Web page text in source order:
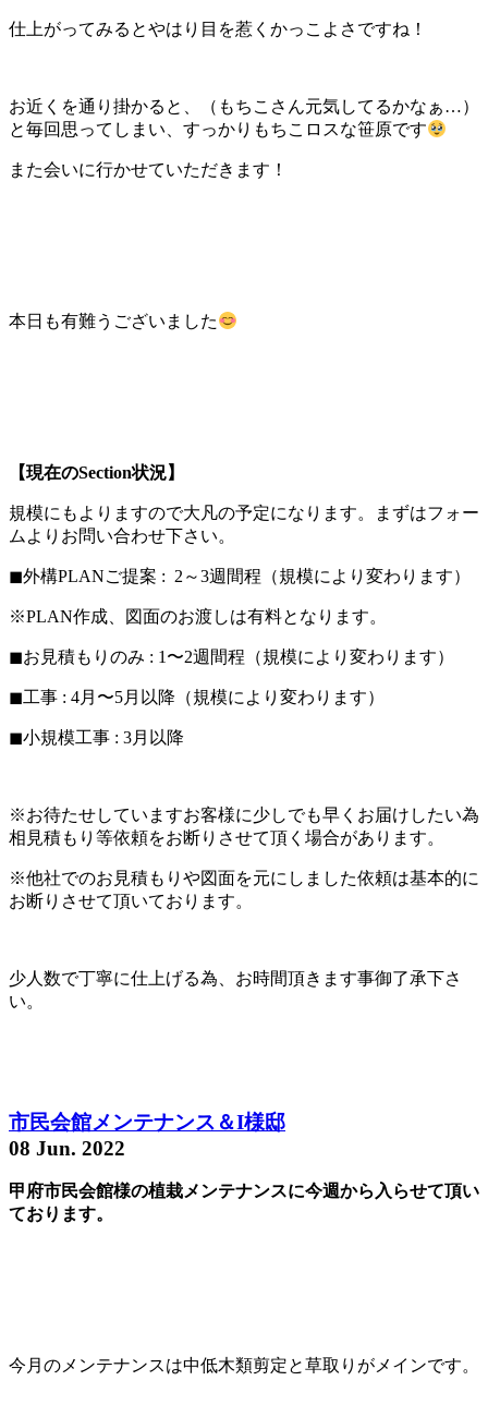
仕上がってみるとやはり目を惹くかっこよさですね！
お近くを通り掛かると、（もちこさん元気してるかなぁ…）
と毎回思ってしまい、すっかりもちこロスな笹原です
また会いに行かせていただきます！
本日も有難うございました
【現在のSection状況】
規模にもよりますので大凡の予定になります。まずはフォー
ムよりお問い合わせ下さい。
◼︎外構PLANご提案 : 2～3週間程（規模により変わります）
※PLAN作成、図面のお渡しは有料となります。
◼︎お見積もりのみ : 1〜2週間程（規模により変わります）
◼︎工事 : 4月〜5月以降（規模により変わります）
◼︎小規模工事 : 3月以降
※お待たせしていますお客様に少しでも早くお届けしたい為
相見積もり等依頼をお断りさせて頂く場合があります。
※他社でのお見積もりや図面を元にしました依頼は基本的に
お断りさせて頂いております。
少人数で丁寧に仕上げる為、お時間頂きます事御了承下さ
い。
市民会館メンテナンス＆I様邸
08 Jun. 2022
甲府市民会館様の植栽メンテナンスに今週から入らせて頂い
ております。
今月のメンテナンスは中低木類剪定と草取りがメインです。